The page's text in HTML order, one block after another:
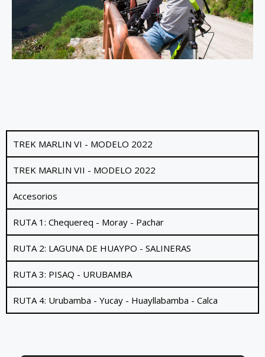
TREK MARLIN VI - MODELO 2022
TREK MARLIN VII - MODELO 2022
Accesorios
RUTA 1: Chequereq - Moray - Pachar
RUTA 2: LAGUNA DE HUAYPO - SALINERAS
RUTA 3: PISAQ - URUBAMBA
RUTA 4: Urubamba - Yucay - Huayllabamba - Calca